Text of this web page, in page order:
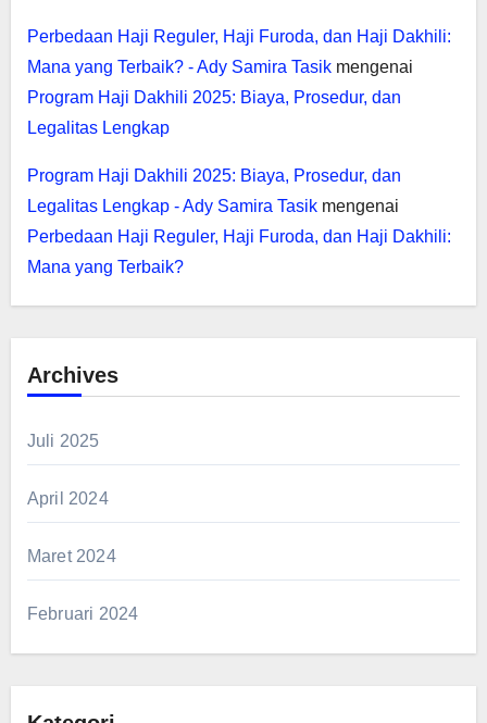
Perbedaan Haji Reguler, Haji Furoda, dan Haji Dakhili:
Mana yang Terbaik? - Ady Samira Tasikmengenai
Program Haji Dakhili 2025: Biaya, Prosedur, dan
Legalitas Lengkap
Program Haji Dakhili 2025: Biaya, Prosedur, dan
Legalitas Lengkap - Ady Samira Tasikmengenai
Perbedaan Haji Reguler, Haji Furoda, dan Haji Dakhili:
Mana yang Terbaik?
Archives
Juli 2025
April 2024
Maret 2024
Februari 2024